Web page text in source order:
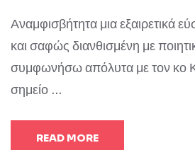
Αναμφισβήτητα μια εξαιρετικά
και σαφώς διανθισμένη με
συμφωνήσω απόλυτα με τον κο
σημείο …
READ MORE